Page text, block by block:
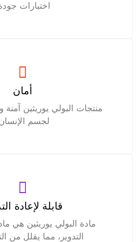
اختبارات
أمان
منتجات البولي يوريثين آمنة
لجسم
قابلة لإعادة
مادة البولي يوريثين هي
التدوير، مما يقلل من